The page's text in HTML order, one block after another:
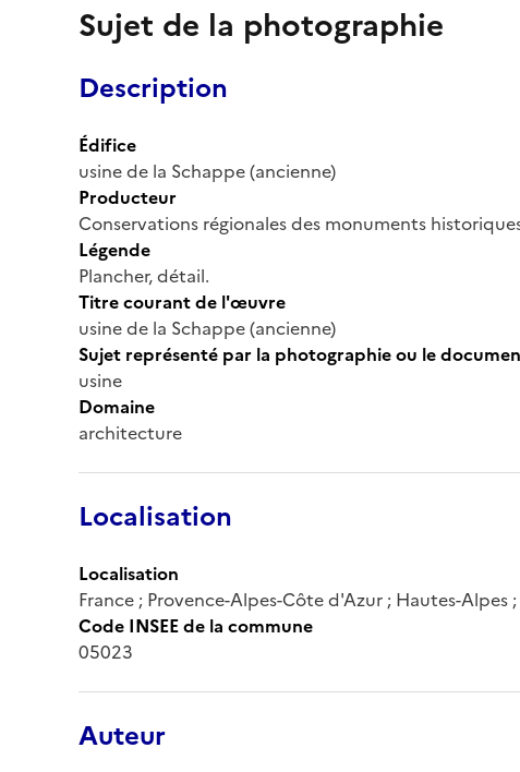
Sujet de la photographie
Description
Édifice
usine de la Schappe (ancienne)
Producteur
Conservations régionales des monuments
Légende
Plancher, détail.
Titre courant de l'œuvre
usine de la Schappe (ancienne)
Sujet représenté par la photographie ou le
usine
Domaine
architecture
Localisation
Localisation
France ; Provence-Alpes-Côte d'Azur ; Hautes-Alpes
Code INSEE de la commune
05023
Auteur